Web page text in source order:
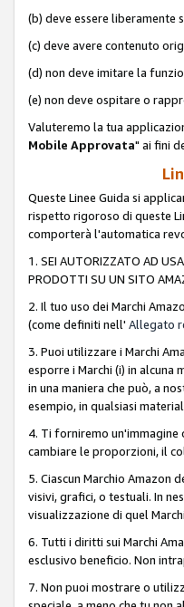
(b) deve essere liberamente
(c) deve avere contenuto
(d) non deve imitare la
(e) non deve ospitare o
Valuteremo la tua
Mobile Approvata" ai fini
Queste Linee Guida si
rispetto rigoroso di queste
comporterà l'automatica
1. SEI AUTORIZZATO AD
PRODOTTI SU UN SITO
2. Il tuo uso dei Marchi
(come definiti nell' Allegato
3. Puoi utilizzare i Marchi
esporre i Marchi (i) in alcuna
in una maniera che può, a
esempio, in qualsiasi
4. Ti forniremo un'immagine
cambiare le proporzioni, il
5. Ciascun Marchio Amazon
visivi, grafici, o testuali. In
visualizzazione di quel
6. Tutti i diritti sui Marchi
esclusivo beneficio. Non
7. Non puoi mostrare o